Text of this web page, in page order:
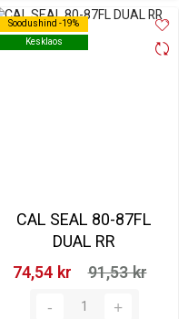
Soodushind -19%
Kesklaos
Soodushind -19%
Kesklaos
CAL SEAL 80-87FL
DUAL RR
74,54 kr‎
91,53 kr‎